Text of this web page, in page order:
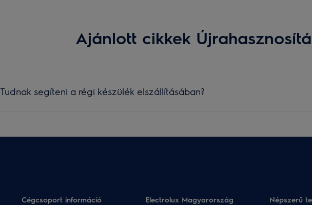
Ajánlott cikkek
Tudnak segíteni a régi készülék elszállításában?
Cégcsoport információ Electrolux Magyarország Népszerű